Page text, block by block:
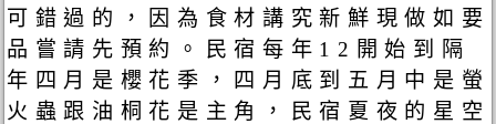
可錯過的，因為食材講究新鮮現做如要
品嘗請先預約。民宿每年12開始到隔
年四月是櫻花季，四月底到五月中是螢
火蟲跟油桐花是主角，民宿夏夜的星空